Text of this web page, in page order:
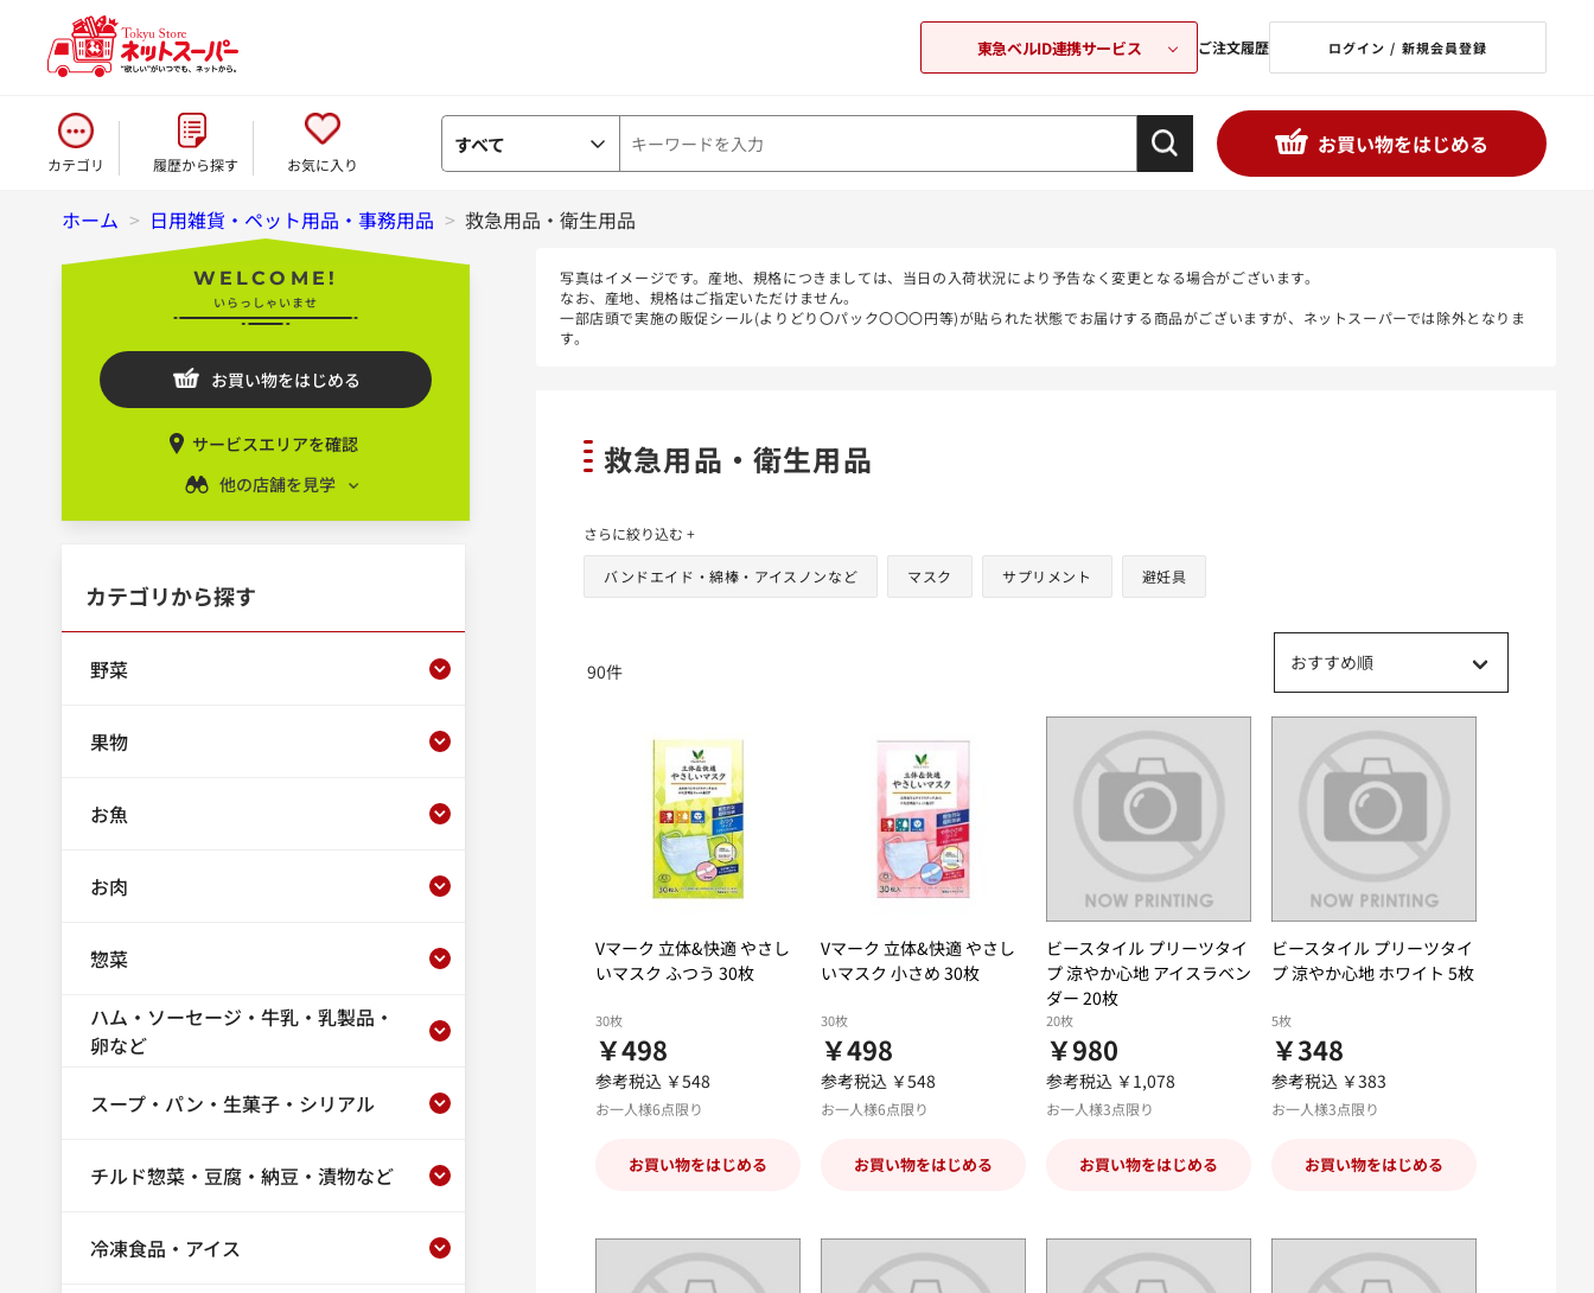
東急ベルID連携サービス ご注文履歴 ログイン / 新規会員登録
カテゴリ 履歴から探す お気に入り
すべて お買い物をはじめる
ホーム > 日用雑貨・ペット用品・事務用品 > 救急用品・衛生用品
WELCOME!
いらっしゃいませ
お買い物をはじめる
サービスエリアを確認
他の店舗を見学
カテゴリから探す
野菜
果物
お魚
お肉
惣菜
ハム・ソーセージ・牛乳・乳製品・
卵など
スープ・パン・生菓子・シリアル
チルド惣菜・豆腐・納豆・漬物など
冷凍食品・アイス
写真はイメージです。産地、規格につきましては、当日の入荷状況により予告なく変更となる場合がございます。
なお、産地、規格はご指定いただけません。
一部店頭で実施の販促シール(よりどり〇パック〇〇〇円等)が貼られた状態でお届けする商品がございますが、ネットスーパーでは除外となりま
す。
救急用品・衛生用品
さらに絞り込む +
バンドエイド・綿棒・アイスノンなど マスク サプリメント 避妊具
90件 おすすめ順
Vマーク 立体&快適 やさし
いマスク ふつう 30枚
30枚
￥498
参考税込 ￥548
お一人様6点限り
お買い物をはじめる
Vマーク 立体&快適 やさし
いマスク 小さめ 30枚
30枚
￥498
参考税込 ￥548
お一人様6点限り
お買い物をはじめる
ビースタイル プリーツタイ
プ 涼やか心地 アイスラベン
ダー 20枚
20枚
￥980
参考税込 ￥1,078
お一人様3点限り
お買い物をはじめる
ビースタイル プリーツタイ
プ 涼やか心地 ホワイト 5枚
5枚
￥348
参考税込 ￥383
お一人様3点限り
お買い物をはじめる